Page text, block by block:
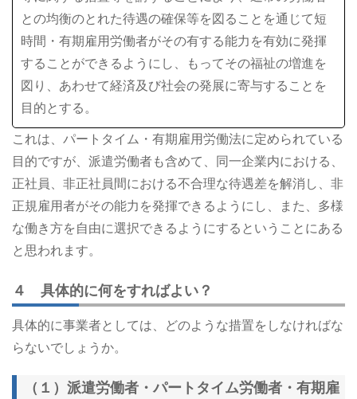
との均衡のとれた待遇の確保等を図ることを通じて短
時間・有期雇用労働者がその有する能力を有効に発揮
することができるようにし、もってその福祉の増進を
図り、あわせて経済及び社会の発展に寄与することを
目的とする。
これは、パートタイム・有期雇用労働法に定められている
目的ですが、派遣労働者も含めて、同一企業内における、
正社員、非正社員間における不合理な待遇差を解消し、非
正規雇用者がその能力を発揮できるようにし、また、多様
な働き方を自由に選択できるようにするということにある
と思われます。
４ 具体的に何をすればよい？
具体的に事業者としては、どのような措置をしなければな
らないでしょうか。
（１）派遣労働者・パートタイム労働者・有期雇